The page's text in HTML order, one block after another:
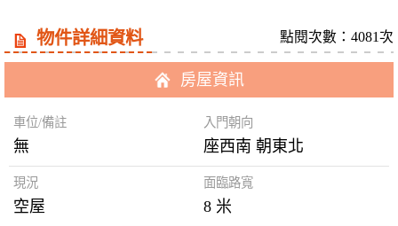
物件詳細資料 點閱次數：4081次
房屋資訊
車位/備註
無
入門朝向
座西南 朝東北
現況
空屋
面臨路寬
8 米